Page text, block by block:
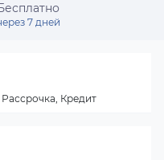
7 дней
Кредит